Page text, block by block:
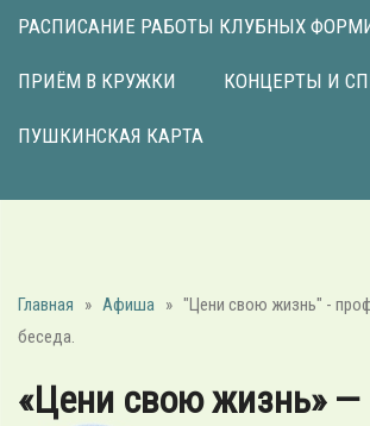
РАСПИСАНИЕ РАБОТЫ КЛУБНЫХ
ПРИЁМ В КРУЖКИ КОНЦЕРТЫ И
ПУШКИНСКАЯ КАРТА
Главная » Афиша » "Цени свою жизнь" -
беседа.
«Цени свою жизнь» —